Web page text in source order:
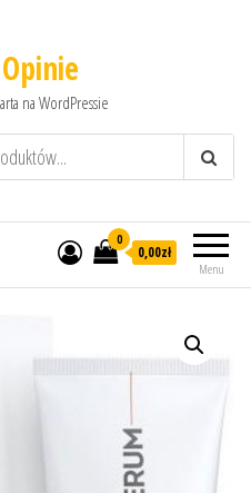
Opinie
na WordPressie
Menu
0
0,00zł